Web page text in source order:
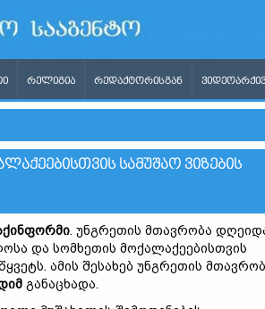
ᲠᲔᲚᲘᲒᲘᲐ ᲠᲔᲓᲐᲥᲢᲝᲠᲘᲡᲒᲐᲜ
ᲡᲐᲛᲣᲨᲐᲝ ᲕᲘᲖᲔᲑᲘᲡ
. უნგრეთის მთავრობა
და სომხეთის მოქალაქეებისთვის
ამის შესახებ უნგრეთის
განაცხადა.